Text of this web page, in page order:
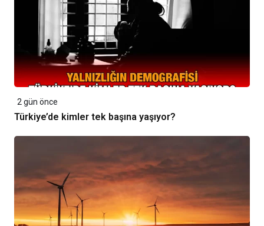
2 gün önce
Türkiye’de kimler tek başına yaşıyor?